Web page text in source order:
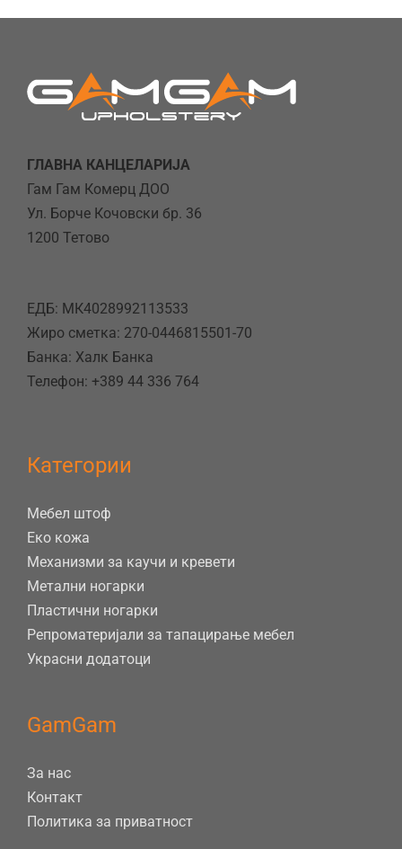
ГЛАВНА КАНЦЕЛАРИЈА
Гам Гам Комерц ДОО
Ул. Борче Кочовски бр. 36
1200 Тетово
ЕДБ: МК4028992113533
Жиро сметка: 270-0446815501-70
Банка: Халк Банка
Телефон: +389 44 336 764
Категории
Мебел штоф
Еко кожа
Механизми за каучи и кревети
Метални ногарки
Пластични ногарки
Репроматеријали за тапацирање мебел
Украсни додатоци
GamGam
За нас
Контакт
Политика за приватност